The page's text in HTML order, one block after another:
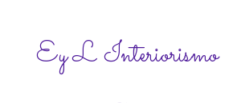
Ey L Interiorismo